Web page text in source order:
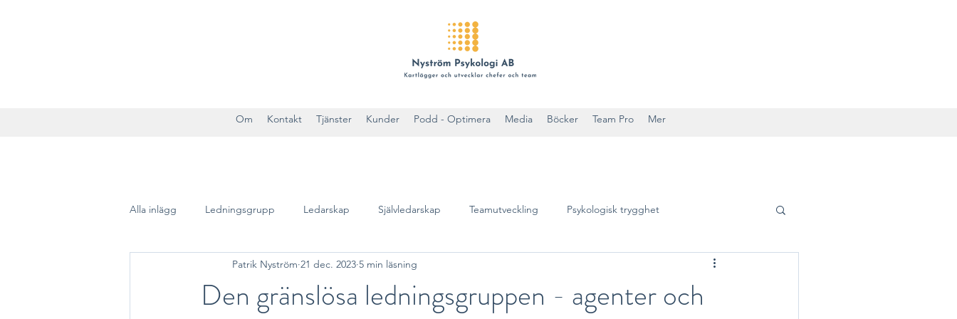
Om Kontakt Tjänster Kunder Podd - Optimera Media Böcker Team Pro Mer
Alla inlägg Ledningsgrupp Ledarskap Självledarskap Teamutveckling Psykologisk trygghet
Social arbetsmiljö
Den gränslösa ledningsgruppen - agenter och
Patrik Nyström 21 dec. 2023 5 min läsning